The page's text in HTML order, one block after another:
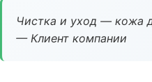
Чистка и уход — кожа
— Клиент компании